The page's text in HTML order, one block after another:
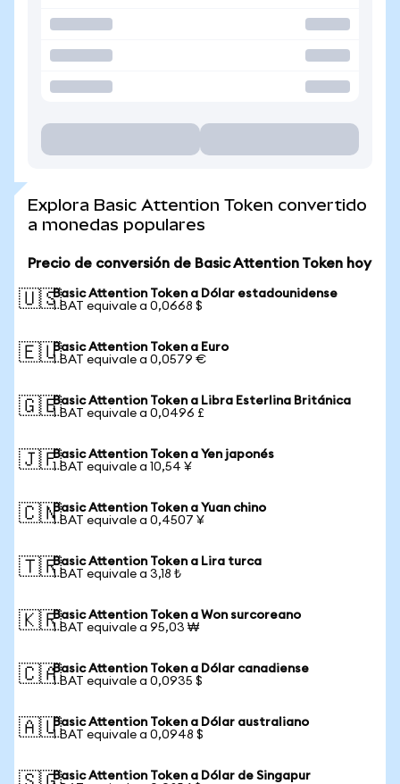
Explora Basic Attention Token convertido
a monedas populares
Precio de conversión de Basic Attention Token hoy
🇺🇸Basic Attention Token a Dólar estadounidense
1 BAT equivale a 0,0668 $
🇪🇺Basic Attention Token a Euro
1 BAT equivale a 0,0579 €
🇬🇧Basic Attention Token a Libra Esterlina Británica
1 BAT equivale a 0,0496 £
🇯🇵Basic Attention Token a Yen japonés
1 BAT equivale a 10,54 ¥
🇨🇳Basic Attention Token a Yuan chino
1 BAT equivale a 0,4507 ¥
🇹🇷Basic Attention Token a Lira turca
1 BAT equivale a 3,18 ₺
🇰🇷Basic Attention Token a Won surcoreano
1 BAT equivale a 95,03 ₩
🇨🇦Basic Attention Token a Dólar canadiense
1 BAT equivale a 0,0935 $
🇦🇺Basic Attention Token a Dólar australiano
1 BAT equivale a 0,0948 $
Basic Attention Token a Dólar de Singapur